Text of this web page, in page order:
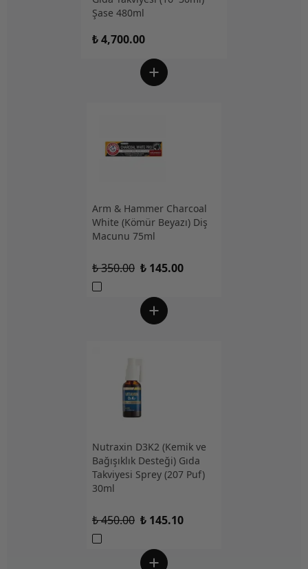
Şase 480ml
₺ 4,700.00
Arm & Hammer Charcoal
White (Kömür Beyazı) Diş
Macunu 75ml
₺ 350.00 ₺ 145.00
Nutraxin D3K2 (Kemik ve
Bağışıklık Desteği) Gıda
Takviyesi Sprey (207 Puf)
30ml
₺ 450.00 ₺ 145.10